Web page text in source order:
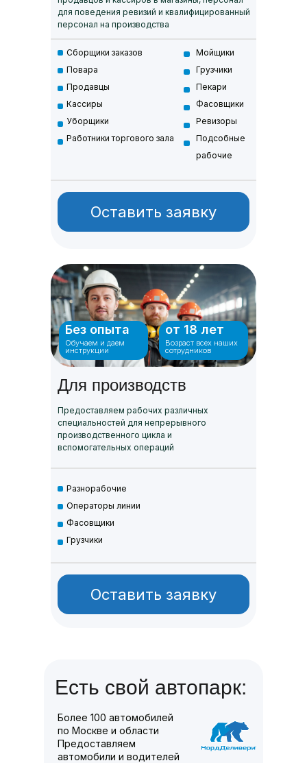
Оставить заявку
для поведения ревизий и квалифицированный
персонал на производства
Сборщики заказов
Повара
Продавцы
Кассиры
Уборщики
Работники торгового зала
Мойщики
Грузчики
Пекари
Фасовщики
Ревизоры
Подсобные
рабочие
Разнорабочие
Операторы линии
Фасовщики
Грузчики
Оставить заявку
Для производств
Предоставляем рабочих различных
специальностей для непрерывного
производственного цикла и
вспомогательных операций
от 18 лет
Возраст всех наших
сотрудников
Без опыта
Обучаем и даем
инструкции
Есть свой автопарк:
Более 100 автомобилей
по Москве и области
Предоставляем
автомобили и водителей